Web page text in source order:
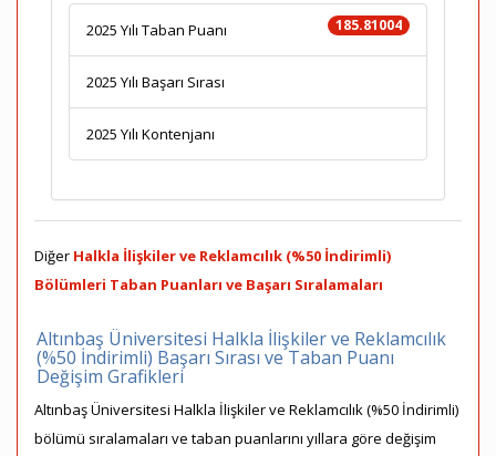
185.81004
2025 Yılı Taban Puanı
2025 Yılı Başarı Sırası
2025 Yılı Kontenjanı
Diğer Halkla İlişkiler ve Reklamcılık (%50 İndirimli)
Bölümleri Taban Puanları ve Başarı Sıralamaları
Altınbaş Üniversitesi Halkla İlişkiler ve Reklamcılık
(%50 İndirimli) Başarı Sırası ve Taban Puanı
Değişim Grafikleri
Altınbaş Üniversitesi Halkla İlişkiler ve Reklamcılık (%50 İndirimli)
bölümü sıralamaları ve taban puanlarını yıllara göre değişim